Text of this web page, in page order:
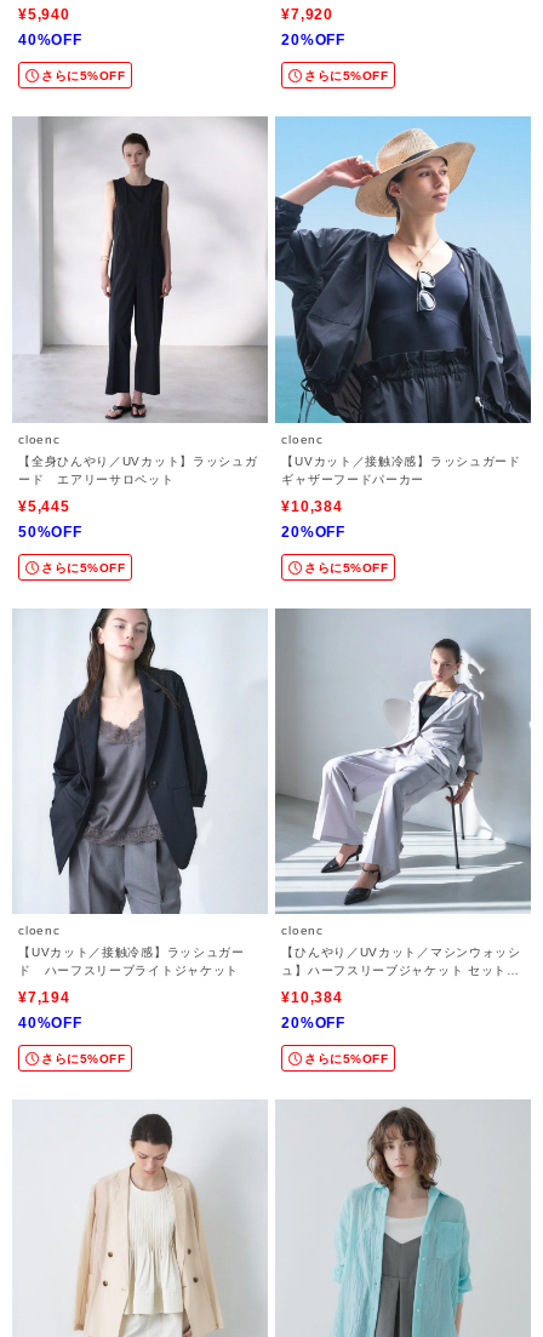
¥5,940
40%OFF
さらに5%OFF
ップ対応
¥7,920
20%OFF
さらに5%OFF
cloenc
【全身ひんやり／UVカット】ラッシュガ
ード エアリーサロペット
¥5,445
50%OFF
さらに5%OFF
cloenc
【UVカット／接触冷感】ラッシュガード
ギャザーフードパーカー
¥10,384
20%OFF
さらに5%OFF
cloenc
【UVカット／接触冷感】ラッシュガー
ド ハーフスリーブライトジャケット
¥7,194
40%OFF
さらに5%OFF
cloenc
【ひんやり／UVカット／マシンウォッシ
ュ】ハーフスリーブジャケット セットア
¥10,384
20%OFF
さらに5%OFF